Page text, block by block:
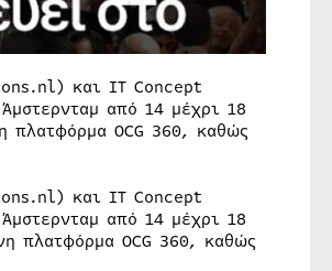
και IT Concept
από 14 μέχρι 18
πλατφόρμα OCG 360, καθώς
και IT Concept
από 14 μέχρι 18
πλατφόρμα OCG 360, καθώς